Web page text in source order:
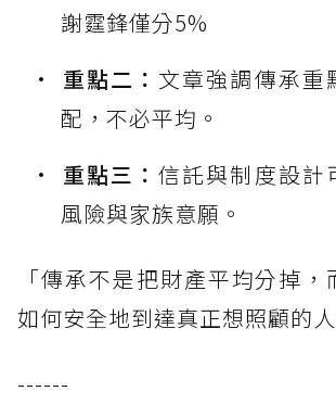
謝霆鋒僅分5%
重點二： 文章強調傳承重
配，不必平均。
重點三：信託與制度設計
風險與家族意願。
「傳承不是把財產平均分掉
如何安全地到達真正想照顧的人
------